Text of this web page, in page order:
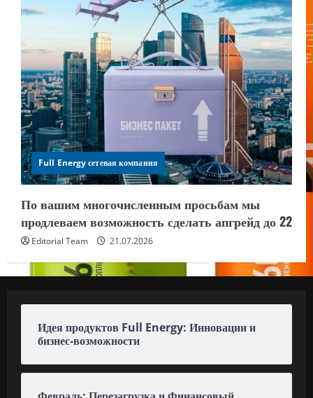
Full Energy сетевая компания
По вашим многочисленным просьбам мы
продлеваем возможность сделать апгрейд до 22
Editorial Team 21.07.2026
Идея продуктов Full Energy: Инновации и
бизнес-возможности